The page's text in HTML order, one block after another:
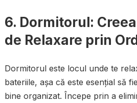
6. Dormitorul:
de Relaxare prin
Dormitorul este locul unde te
bateriile, așa că este esențial să
bine organizat. Începe prin a